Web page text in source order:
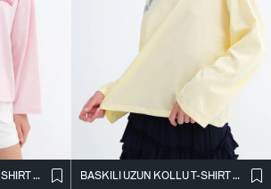
BASKILI UZUN KOLLU T-SHIRT P10735
BASKILI UZUN KOLLU T-SHIRT P10734